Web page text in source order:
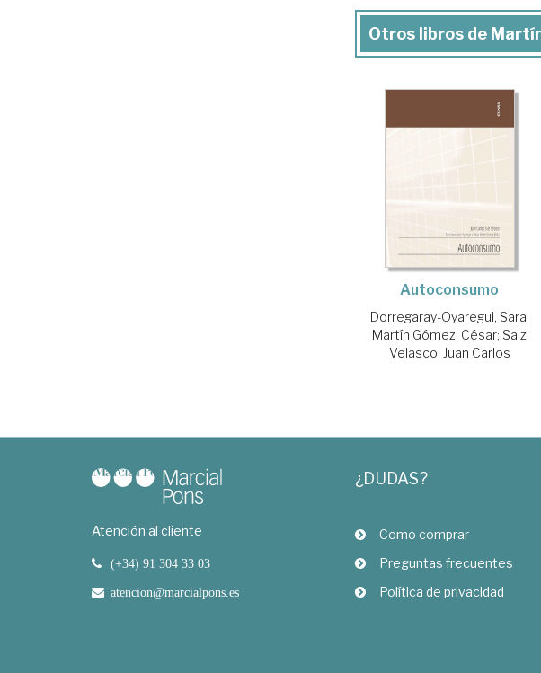
Otros libros de
Autoconsumo
Dorregaray-Oyaregui, Sara;
Martín Gómez, César; Saiz
Velasco, Juan Carlos
Atención al cliente
(+34) 91 304 33 03
atencion@marcialpons.es
¿DUDAS?
Como comprar
Preguntas frecuentes
Política de privacidad